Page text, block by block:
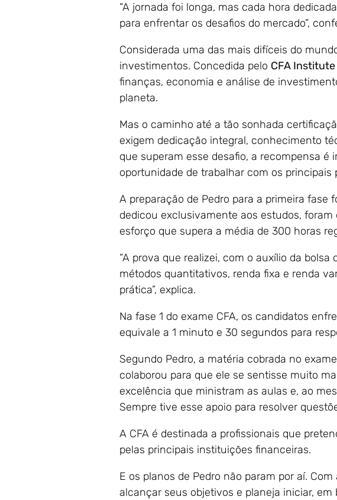
“A jornada foi longa, mas cada hora
para enfrentar os desafios do mercado”,
Considerada uma das mais difíceis do
investimentos. Concedida pelo CFA Institute
finanças, economia e análise de
planeta.
Mas o caminho até a tão sonhada
exigem dedicação integral, conhecimento
que superam esse desafio, a recompensa
oportunidade de trabalhar com os principais
A preparação de Pedro para a primeira fase
dedicou exclusivamente aos estudos,
esforço que supera a média de 300 horas
“A prova que realizei, com o auxílio da
métodos quantitativos, renda fixa e renda
prática”, explica.
Na fase 1 do exame CFA, os candidatos
equivale a 1 minuto e 30 segundos para
Segundo Pedro, a matéria cobrada no
colaborou para que ele se sentisse muito
excelência que ministram as aulas e, ao
Sempre tive esse apoio para resolver
A CFA é destinada a profissionais que
pelas principais instituições financeiras.
E os planos de Pedro não param por aí.
alcançar seus objetivos e planeja iniciar,